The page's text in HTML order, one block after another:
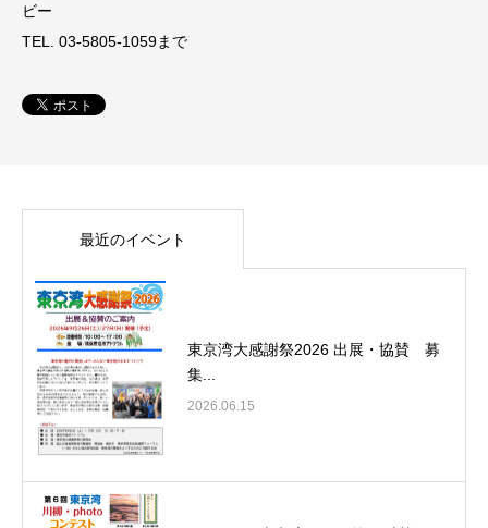
ビー
TEL. 03-5805-1059まで
最近のイベント
東京湾大感謝祭2026 出展・協賛 募
集...
2026.06.15